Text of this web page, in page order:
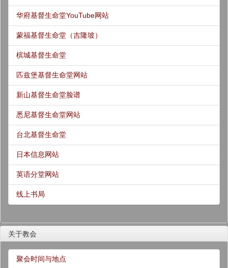
华府基督生命堂YouTube网站
蒙福基督生命堂（吉隆坡）
槟城基督生命堂
匹兹堡基督生命堂网站
新山基督生命堂脸谱
悉尼基督生命堂网站
台北基督生命堂
日本信息网站
英语分堂网站
线上书局
关于教会
聚会时间与地点